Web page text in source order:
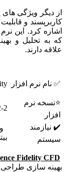
از دیگر ویژگی های
کاربرپسند و
اشاره کرد. این
که به تحلیل و
علاقه دارند.
✅ نام نرم افزار
⭐نسخه نرم
افزار
✔️ نیازمند
سیستم
Fidelity CFD
بهینه سازی